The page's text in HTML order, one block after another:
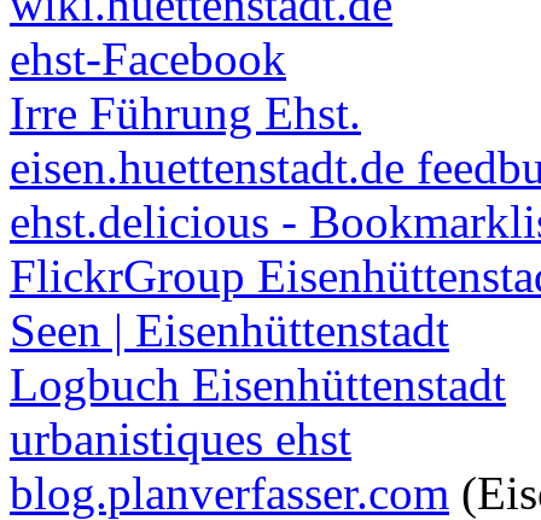
ehst-Facebook
Irre Führung Ehst.
eisen.huettenstadt.de
ehst.delicious -
FlickrGroup
Seen | Eisenhüttenstadt
Logbuch Eisenhüttenstadt
urbanistiques ehst
blog.planverfasser.com